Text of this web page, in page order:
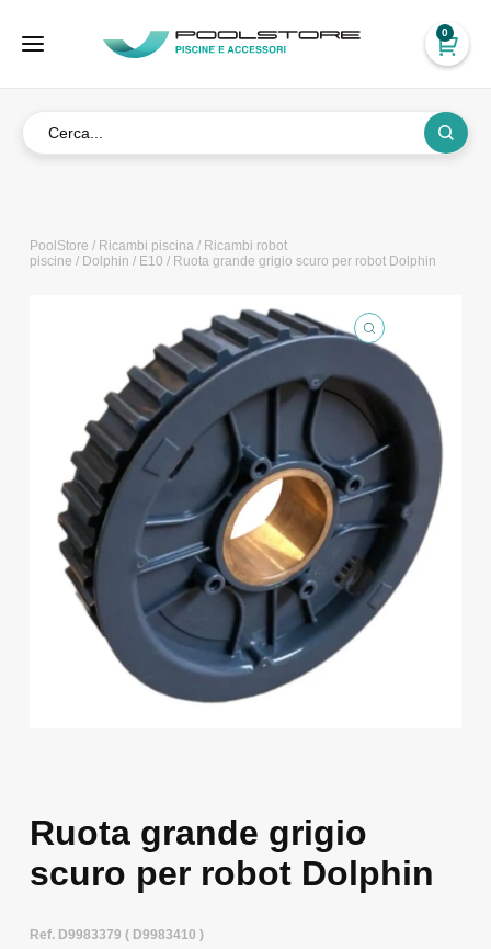
0
PoolStore / Ricambi piscina/ Ricambi robot
piscine / Dolphin / E10 / Ruota grande grigio scuro per robot Dolphin
Ruota grande grigio
scuro per robot Dolphin
Ref. D9983379 ( D9983410 )